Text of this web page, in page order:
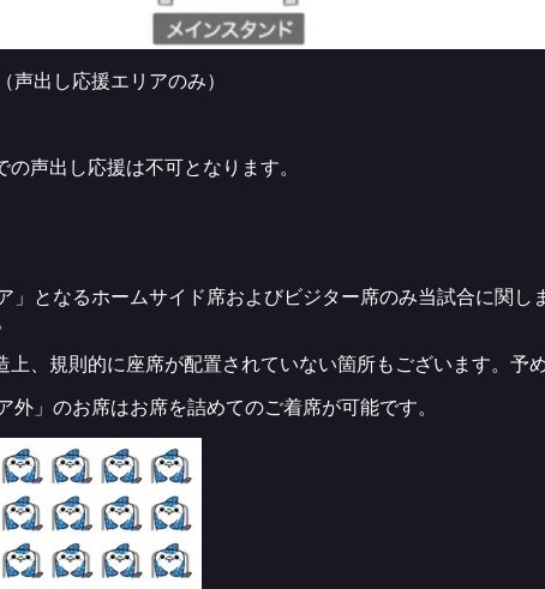
声出し応援エリアのみ）
声出し応援は不可となります。
」となるホームサイド席およびビジター席のみ当試合に関
、規則的に座席が配置されていない箇所もございます。予
外」のお席はお席を詰めてのご着席が可能です。